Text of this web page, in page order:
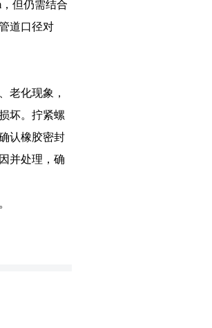
但仍需结合
道口径对
老化现象，
坏。拧紧螺
认橡胶密封
并处理，确